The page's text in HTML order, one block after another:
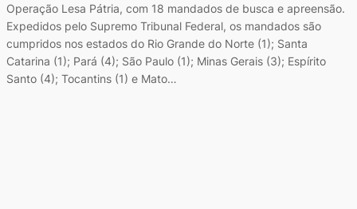
Operação Lesa Pátria, com 18 mandados de busca e apreensão.
Expedidos pelo Supremo Tribunal Federal, os mandados são
cumpridos nos estados do Rio Grande do Norte (1); Santa
Catarina (1); Pará (4); São Paulo (1); Minas Gerais (3); Espírito
Santo (4); Tocantins (1) e Mato…